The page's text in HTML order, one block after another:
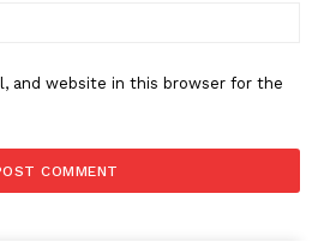
and website in this browser for the